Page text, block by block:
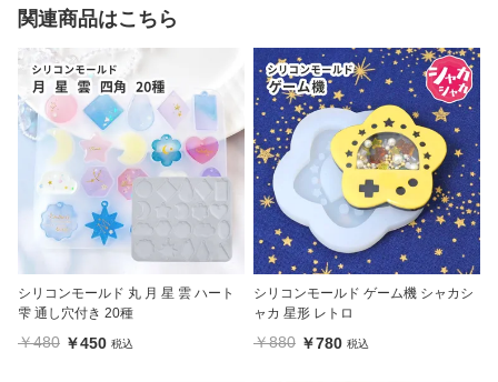
関連商品はこちら
シリコンモールド 丸 月 星 雲 ハート
雫 通し穴付き 20種
￥480 ￥450 税込
シリコンモールド ゲーム機 シャカシ
ャカ 星形 レトロ
￥880 ￥780 税込